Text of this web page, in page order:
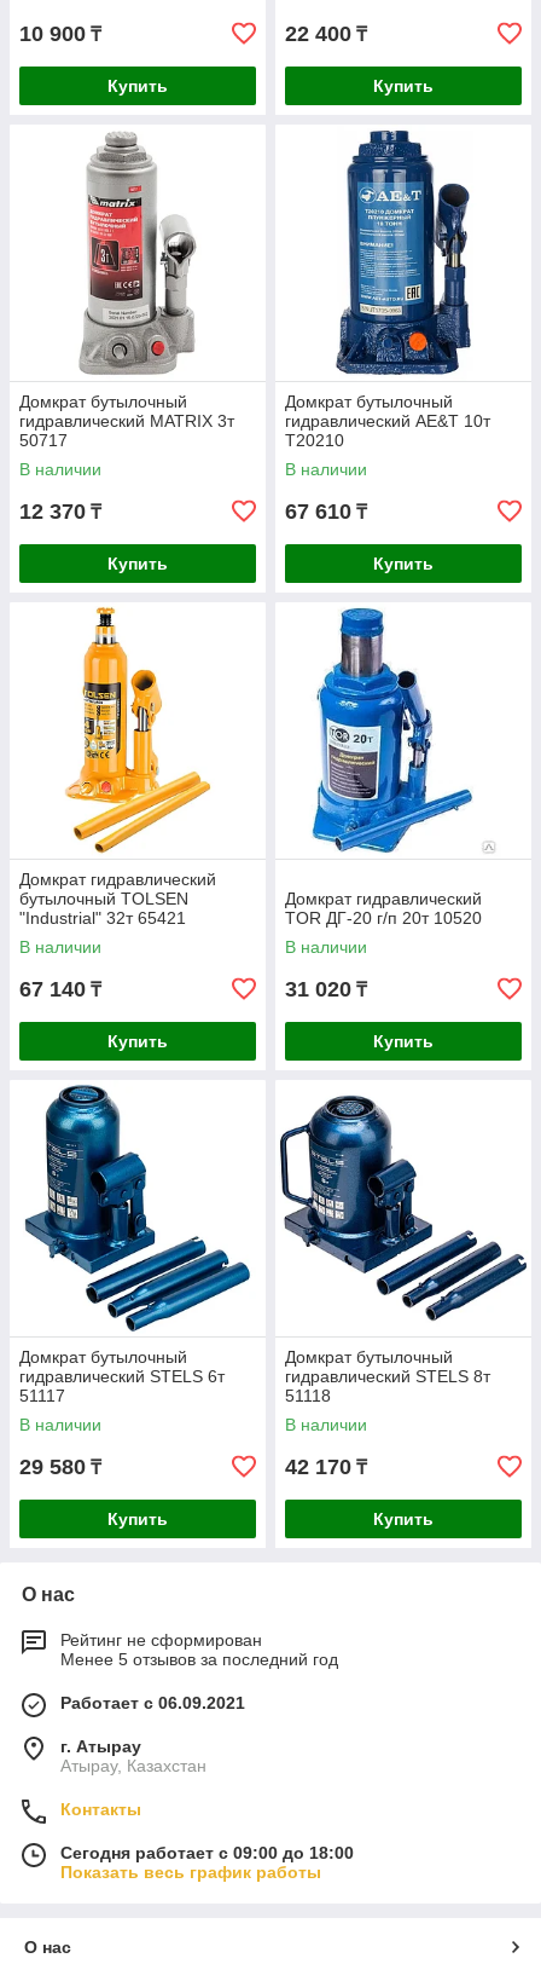
10 900 ₸
Купить
22 400 ₸
Купить
Домкрат бутылочный
гидравлический MATRIX 3т
50717
В наличии
12 370 ₸
Купить
Домкрат бутылочный
гидравлический AE&T 10т
T20210
В наличии
67 610 ₸
Купить
Домкрат гидравлический
бутылочный TOLSEN
"Industrial" 32т 65421
В наличии
67 140 ₸
Купить
Домкрат гидравлический
TOR ДГ-20 г/п 20т 10520
В наличии
31 020 ₸
Купить
Домкрат бутылочный
гидравлический STELS 6т
51117
В наличии
29 580 ₸
Купить
Домкрат бутылочный
гидравлический STELS 8т
51118
В наличии
42 170 ₸
Купить
О нас
Рейтинг не сформирован
Менее 5 отзывов за последний год
Работает с 06.09.2021
г. Атырау
Атырау, Казахстан
Контакты
Сегодня работает с 09:00 до 18:00
Показать весь график работы
О нас